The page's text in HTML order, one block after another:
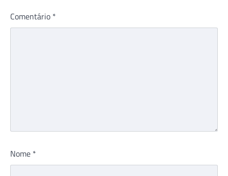
Comentário *
Nome *